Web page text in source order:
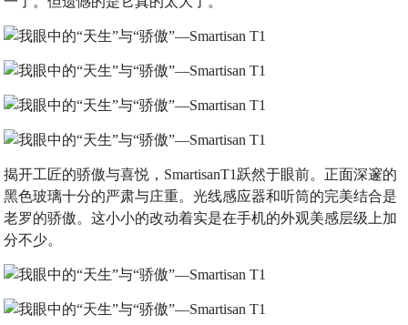
揭开工匠的骄傲与喜悦，SmartisanT1跃然于眼前。正面深邃的
黑色玻璃十分的严肃与庄重。光线感应器和听筒的完美结合是
老罗的骄傲。这小小的改动着实是在手机的外观美感层级上加
分不少。